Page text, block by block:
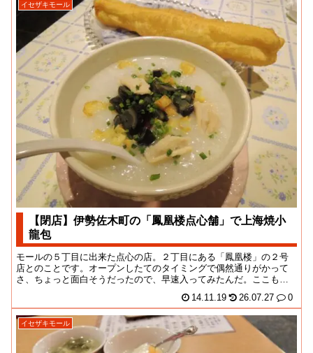
イセザキモール
【閉店】伊勢佐木町の「鳳凰楼点心舗」で上海焼小
龍包
モールの５丁目に出来た点心の店。２丁目にある「鳳凰楼」の２号
店とのことです。オープンしたてのタイミングで偶然通りがかって
さ、ちょっと面白そうだったので、早速入ってみたんだ。ここもお
14.11.19 26.07.27 0
イセザキモール